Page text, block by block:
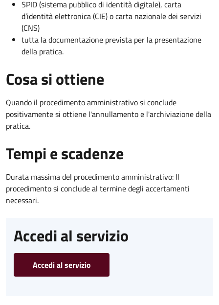
SPID (sistema pubblico di identità digitale), carta
d’identità elettronica (CIE) o carta nazionale dei servizi
(CNS)
tutta la documentazione prevista per la presentazione
della pratica.
Cosa si ottiene
Quando il procedimento amministrativo si conclude
positivamente si ottiene l'annullamento e l'archiviazione della
pratica.
Tempi e scadenze
Durata massima del procedimento amministrativo: Il
procedimento si conclude al termine degli accertamenti
necessari.
Accedi al servizio
Accedi al servizio